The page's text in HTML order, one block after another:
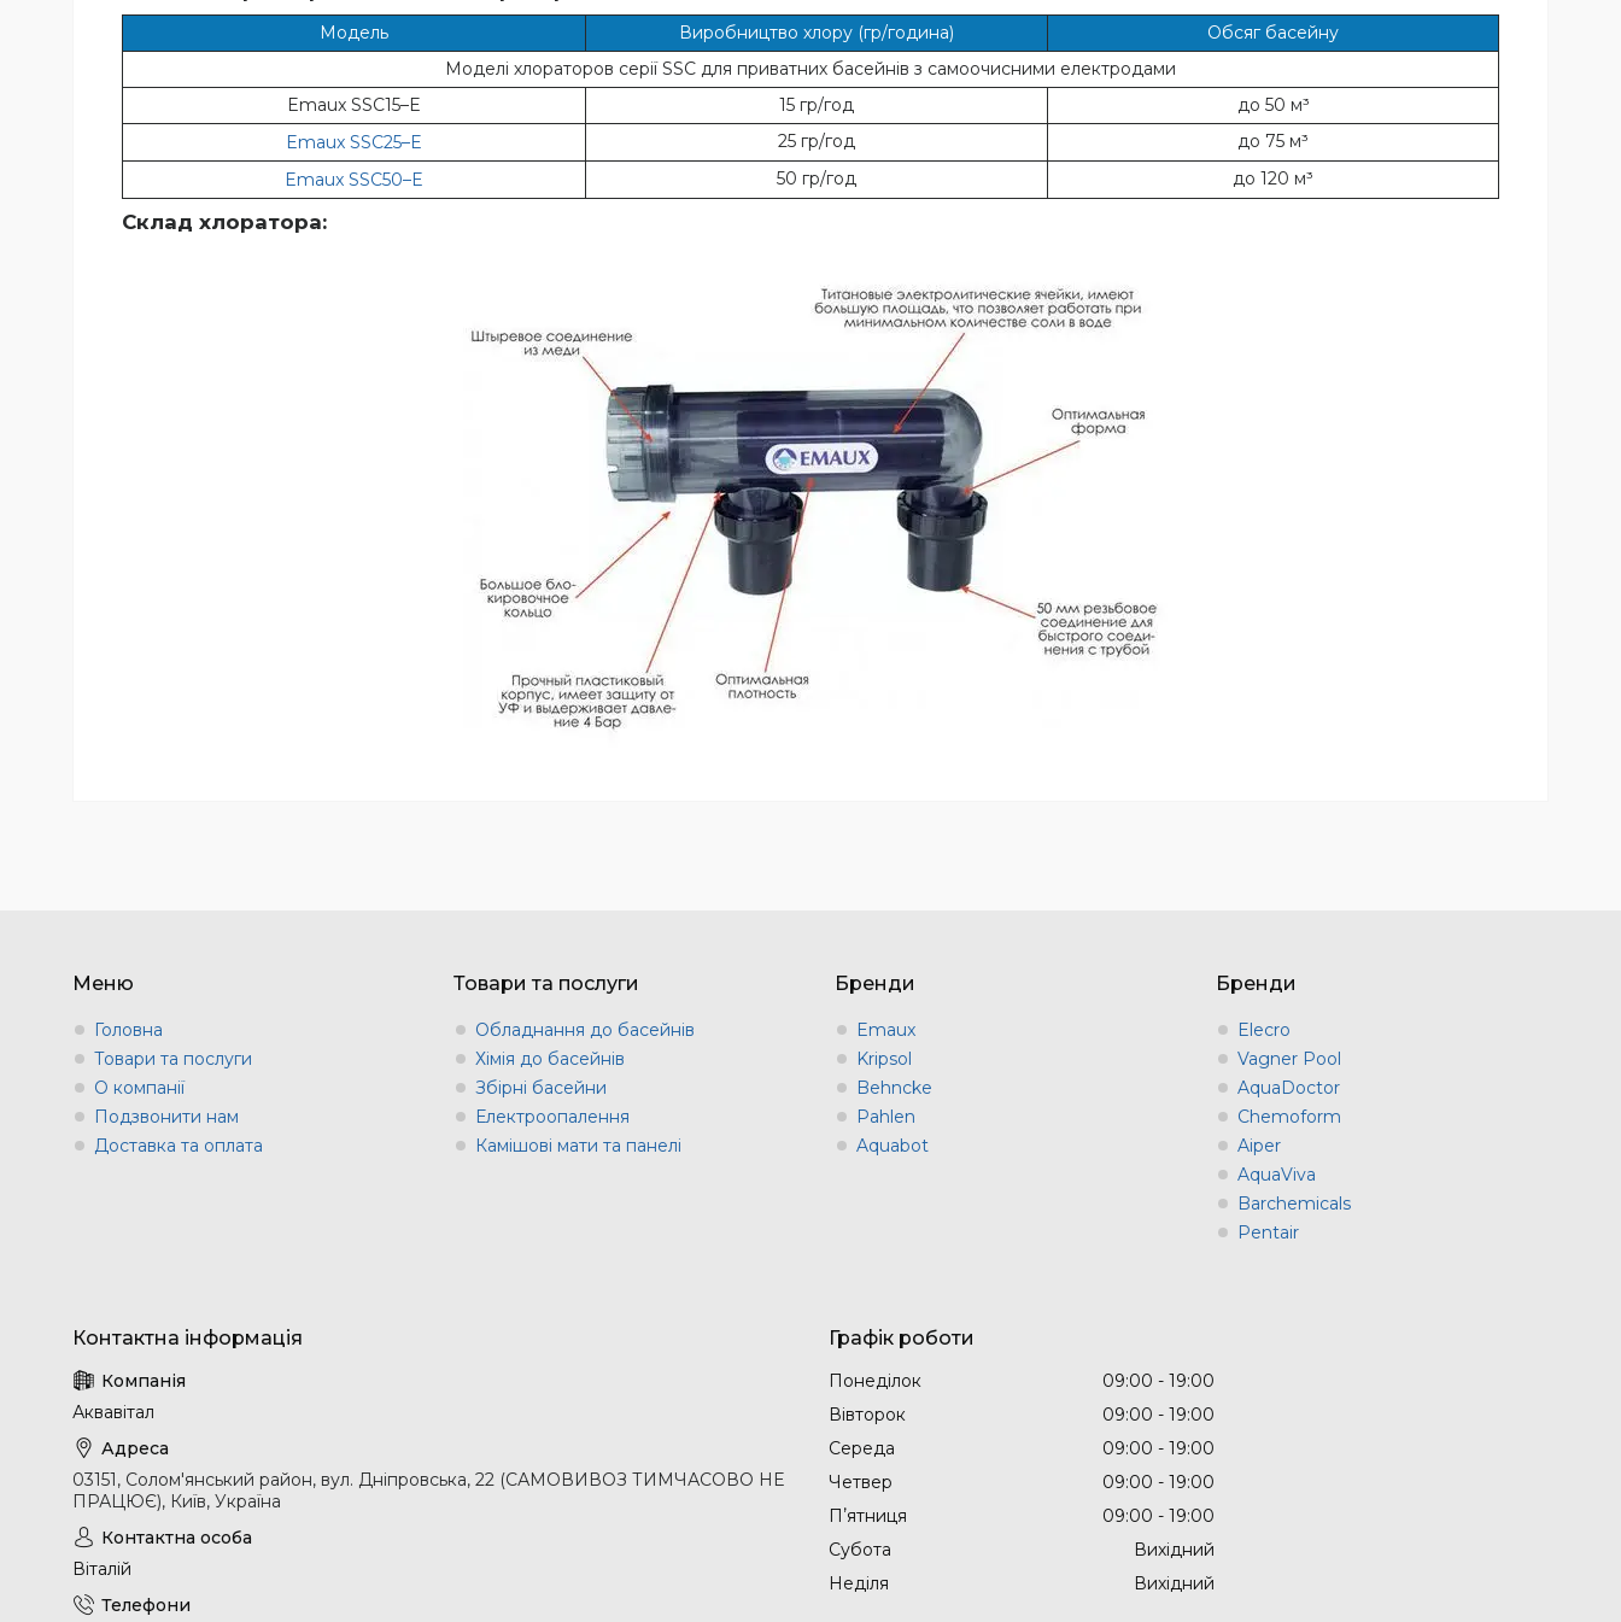
Модель Виробництво хлору (гр/година)
Обсяг басейну
Моделі хлораторов серії SSC для приватних басейнів з самоочисними електродами
Emaux SSC15–E
15 гр/год
до 50 м³
Emaux SSC25–E
25 гр/год
до 75 м³
Emaux SSC50–E
50 гр/год до 120 м³
Склад хлоратора:
Меню
Головна
Товари та послуги
О компанії
Подзвонити нам
Доставка та оплата
Товари та послуги
Обладнання до басейнів
Хімія до басейнів
Збірні басейни
Електроопалення
Камішові мати та панелі
Бренди
Emaux
Kripsol
Behncke
Pahlen
Aquabot
Бренди
Elecro
Vagner Pool
AquaDoctor
Chemoform
Aiper
AquaViva
Barchemicals
Pentair
Аквавітал
03151, Солом'янський район, вул. Дніпровська, 22 (САМОВИВОЗ ТИМЧАСОВО НЕ
ПРАЦЮЄ), Київ, Україна
Віталій
Графік роботи
Понеділок 09:00
19:00
Вівторок
09:00
19:00
Середа
09:00
19:00
Четвер
09:00
19:00
Пʼятниця
09:00
19:00
Субота
Вихідний
Неділя
Вихідний